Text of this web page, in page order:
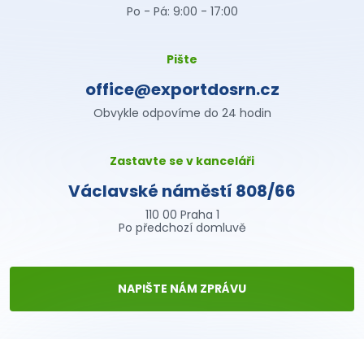
Po - Pá: 9:00 - 17:00
Pište
office@exportdosrn.cz
Obvykle odpovíme do 24 hodin
Zastavte se v kanceláři
Václavské náměstí 808/66
110 00 Praha 1
Po předchozí domluvě
NAPIŠTE NÁM ZPRÁVU